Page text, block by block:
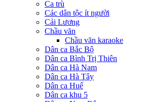
Ca trù
Các dân tộc ít người
Cải Lương
Chầu văn
Chầu văn karaoke
Dân ca Bắc Bộ
Dân ca Bình Trị Thiên
Dân ca Hà Nam
Dân ca Hà Tây
Dân ca Huế
Dân ca khu 5